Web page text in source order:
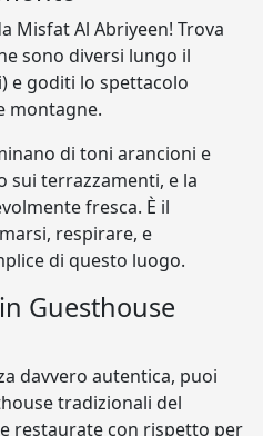
Misfat Al Abriyeen! Trova
sono diversi lungo il
e goditi lo spettacolo
montagne.
di toni arancioni e
sui terrazzamenti, e la
fresca. È il
respirare, e
di questo luogo.
Guesthouse
davvero autentica, puoi
tradizionali del
restaurate con rispetto per